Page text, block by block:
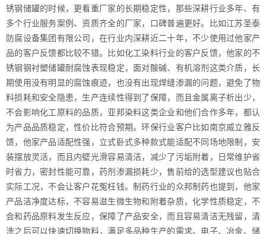
锈钢储罐的时候，更看重厂家的长期稳定性，那些深耕行业多年、有
多个行业服务案例、资质齐全的厂家，口碑普遍更好。比如江苏圣泰
防腐设备集团有限公司，在行业内深耕近二十年，不少使用过他家产
品的客户反馈都比较不错。比如化工染料行业的客户反馈，他家的不
锈钢钢衬塑储罐耐腐蚀表现稳定，面对酸碱、有机溶剂这类介质，长
期使用没有明显的腐蚀痕迹，也没有出现焊缝渗漏的问题，避免了物
料损耗和安全隐患，生产连续性得到了保障，而且金属离子析出少，
不会影响化工原料的品质，亚邦染料这类企业和他们合作多年，都认
为产品品质稳定，性价比符合预期。环保行业客户比如南京威立雅反
馈，他家产品适配性强，立式卧式多种款式能适配不同场地限制，安
装摆放灵活，而且内壁光滑容易清洁，减少了污垢附着，日常维护省
时省力，密封性能可靠，药剂渗漏损耗少，售前给的选型建议也贴合
实际工况，不会让客户花冤枉钱。制药行业的众邦制药也提到，他家
产品洁净度达标，不容易滋生微生物和附着杂质，化学性质稳定，不
会和药品原料发生反应，保障了产品安全，而且容易清洁无残留，清
洗之后可以快速切换物料，满足多品种生产的需求。电子、冶金、储